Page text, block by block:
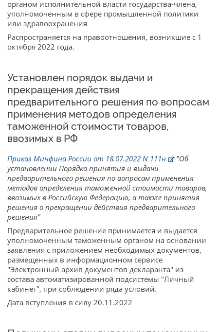
органом исполнительной власти государства-члена,
уполномоченным в сфере промышленной политики
или здравоохранения
Распространяется на правоотношения, возникшие с 1
октября 2022 года.
Установлен порядок выдачи и
прекращения действия
предварительного решения по вопросам
применения методов определения
таможенной стоимости товаров,
ввозимых в РФ
Приказ Минфина России от 18.07.2022 N 111н
"Об
установлении Порядка принятия и выдачи
предварительного решения по вопросам применения
методов определения таможенной стоимости товаров,
ввозимых в Российскую Федерацию, а также принятия
решения о прекращении действия предварительного
решения"
Предварительное решение принимается и выдается
уполномоченным таможенным органом на основании
заявления с приложением необходимых документов,
размещенных в информационном сервисе
"Электронный архив документов декларанта" из
состава автоматизированной подсистемы "Личный
кабинет", при соблюдении ряда условий.
Дата вступления в силу 20.11.2022